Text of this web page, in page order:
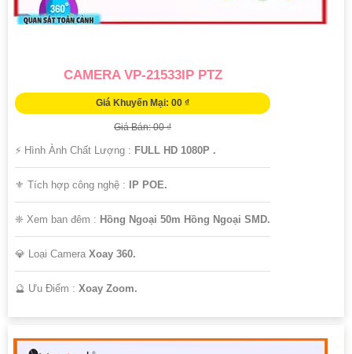
CAMERA VP-21533IP PTZ
Giá Khuyến Mại: 00 ₫
Giá Bán: 00 ₫
️⚡ Hình Ành Chất Lượng : FULL HD 1080P .
⚜️ Tích hợp công nghệ : IP POE.
❈ Xem ban đêm : Hồng Ngoại 50m Hồng Ngoại SMD.
💎 Loại Camera Xoay 360.
️🔮 Ưu Điểm : Xoay Zoom.